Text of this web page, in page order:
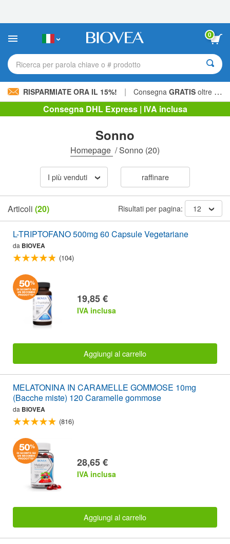
sito
include
sistema
0
Ricerca per parola chiave o # prodotto
RISPARMIATE ORA IL 15%! | Consegna GRATIS oltre 60,00 € »
Consegna DHL Express | IVA inclusa
Sonno
Homepage /Sonno (20)
I più venduti raffinare
Articoli (20) Risultati per pagina: 12
L-TRIPTOFANO 500mg 60 Capsule Vegetariane
da BIOVEA
(104)
19,85 €
IVA inclusa
Aggiungi al carrello
MELATONINA IN CARAMELLE GOMMOSE 10mg
(Bacche miste) 120 Caramelle gommose
da BIOVEA
(816)
28,65 €
IVA inclusa
Aggiungi al carrello